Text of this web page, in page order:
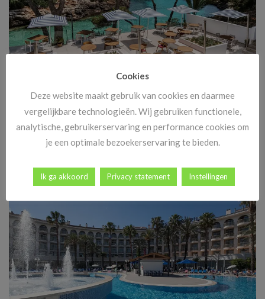
Meivakantie naar Mallorca
De meivakantie is het perfecte moment om even weg te zijn en te
genieten van [...]
Cookies
Deze website maakt gebruik van cookies en daarmee
vergelijkbare technologieën. Wij gebruiken functionele,
analytische, gebruikerservaring en performance cookies om
je een optimale bezoekerservaring te bieden.
Ik ga akkoord Privacy statement Instellingen